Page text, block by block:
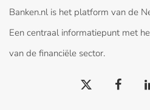
Banken.nl is het platform van de
Een centraal informatiepunt met
van de financiële sector.